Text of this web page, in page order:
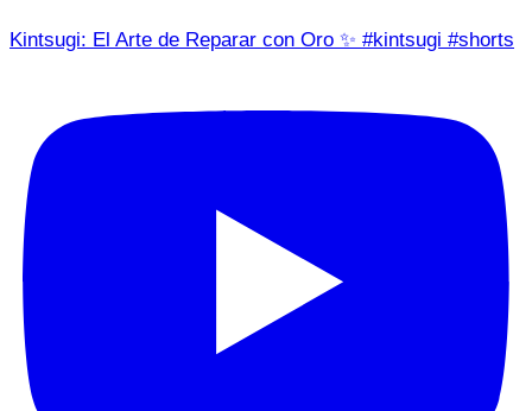
Kintsugi: El Arte de Reparar con Oro ✨ #kintsugi #shorts